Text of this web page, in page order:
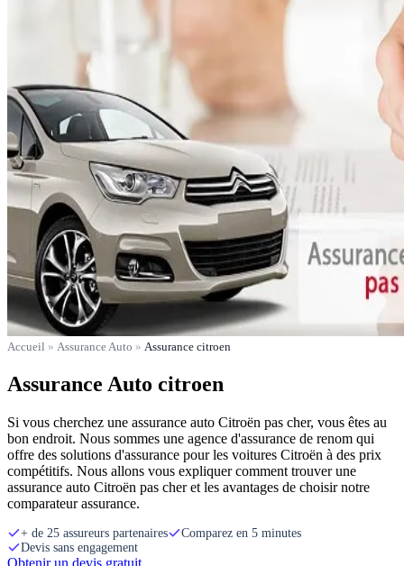
Accueil » Assurance Auto » Assurance citroen
Assurance Auto citroen
Si vous cherchez une assurance auto Citroën pas cher, vous êtes au
bon endroit. Nous sommes une agence d'assurance de renom qui
offre des solutions d'assurance pour les voitures Citroën à des prix
compétitifs. Nous allons vous expliquer comment trouver une
assurance auto Citroën pas cher et les avantages de choisir notre
comparateur assurance.
+ de 25 assureurs partenaires
Comparez en 5 minutes
Devis sans engagement
Obtenir un devis gratuit